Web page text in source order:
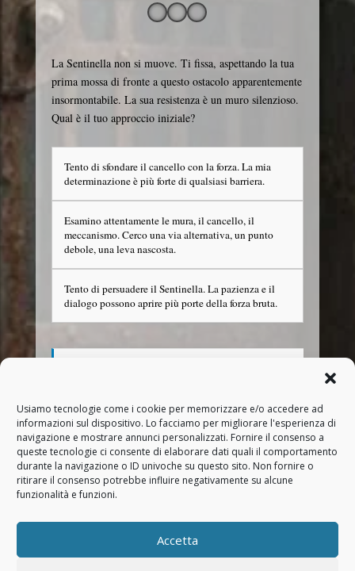
Usiamo tecnologie come i cookie per memorizzare e/o accedere ad
informazioni sul dispositivo. Lo facciamo per migliorare l'esperienza di
navigazione e mostrare annunci personalizzati. Fornire il consenso a
queste tecnologie ci consente di elaborare dati quali il comportamento
durante la navigazione o ID univoche su questo sito. Non fornire o
ritirare il consenso potrebbe influire negativamente su alcune
funzionalità e funzioni.
Accetta
La Sentinella non si muove. Ti fissa, aspettando la tua
prima mossa di fronte a questo ostacolo apparentemente
insormontabile. La sua resistenza è un muro silenzioso.
Qual è il tuo approccio iniziale?
Tento di sfondare il cancello con la forza. La mia
determinazione è più forte di qualsiasi barriera.
Esamino attentamente le mura, il cancello, il
meccanismo. Cerco una via alternativa, un punto
debole, una leva nascosta.
Tento di persuadere il Sentinella. La pazienza e il
dialogo possono aprire più porte della forza bruta.
Torna alla dashboard